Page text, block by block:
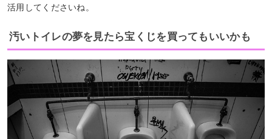
活用してくださいね。
汚いトイレの夢を見たら宝くじを買ってもいいかも